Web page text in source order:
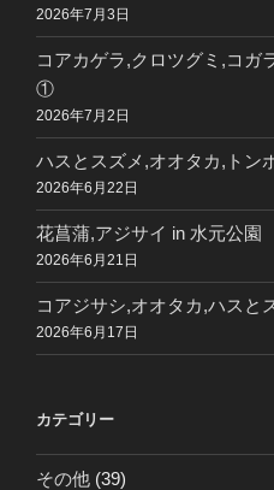
2026年7月3日
コアカゲラ,クロツグミ,コガ
①
2026年7月2日
ハスとスズメ,オオタカ,トン
2026年6月22日
花菖蒲,アジサイ in 水元公園
2026年6月21日
コアジサシ,オオタカ,ハスと
2026年6月17日
カテゴリー
その他 (39)